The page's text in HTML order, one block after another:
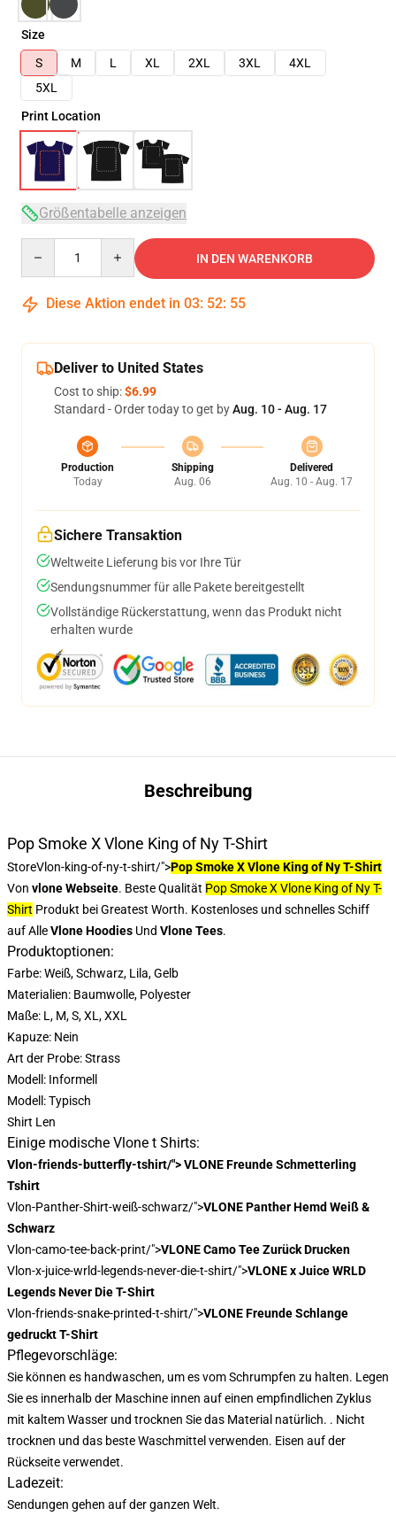
Size
S
M L XL 2XL 3XL
4XL
5XL
Print Location
Größentabelle anzeigen
IN DEN WARENKORB
Diese Aktion endet in 03: 52: 54
Deliver to United States
Cost to ship:$6.99
Standard - Order today to get byAug. 10 - Aug. 17
Production
Today
Shipping
Aug. 06
Delivered
Aug. 10 - Aug. 17
Sichere Transaktion
Weltweite Lieferung bis vor Ihre Tür
Sendungsnummer für alle Pakete bereitgestellt
Vollständige Rückerstattung, wenn das Produkt nicht
erhalten wurde
Beschreibung
Pop Smoke X Vlone King of Ny T-Shirt
StoreVlon-king-of-ny-t-shirt/">Pop Smoke X Vlone King of Ny T-Shirt
Von vlone Webseite. Beste Qualität Pop Smoke X Vlone King of Ny T-
Shirt Produkt bei Greatest Worth. Kostenloses und schnelles Schiff
auf AlleVlone Hoodies Und Vlone Tees.
Produktoptionen:
Farbe: Weiß, Schwarz, Lila, Gelb
Materialien: Baumwolle, Polyester
Maße: L, M, S, XL, XXL
Kapuze: Nein
Art der Probe: Strass
Modell: Informell
Modell: Typisch
Shirt Len
Einige modische Vlone t Shirts:
Vlon-friends-butterfly-tshirt/"> VLONE Freunde Schmetterling
Tshirt
Vlon-Panther-Shirt-weiß-schwarz/">VLONE Panther Hemd Weiß &
Schwarz
Vlon-camo-tee-back-print/">VLONE Camo Tee Zurück Drucken
Vlon-x-juice-wrld-legends-never-die-t-shirt/">VLONE x Juice WRLD
Legends Never Die T-Shirt
Vlon-friends-snake-printed-t-shirt/">VLONE Freunde Schlange
gedruckt T-Shirt
Pflegevorschläge:
Sie können es handwaschen, um es vom Schrumpfen zu halten. Legen
Sie es innerhalb der Maschine innen auf einen empfindlichen Zyklus
mit kaltem Wasser und trocknen Sie das Material natürlich. . Nicht
trocknen und das beste Waschmittel verwenden. Eisen auf der
Rückseite verwendet.
Ladezeit:
Sendungen gehen auf der ganzen Welt.